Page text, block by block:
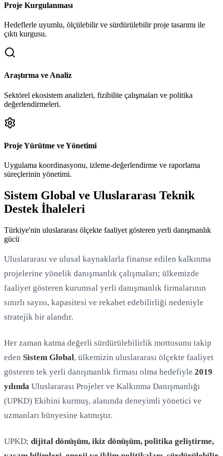
Proje Kurgulanması
Hedeflerle uyumlu, ölçülebilir ve sürdürülebilir proje tasarımı ile
çıktı kurgusu.
Araştırma ve Analiz
Sektörel ekosistem analizleri, fizibilite çalışmaları ve politika
değerlendirmeleri.
Proje Yürütme ve Yönetimi
Uygulama koordinasyonu, izleme-değerlendirme ve raporlama
süreçlerinin yönetimi.
Sistem Global ve Uluslararası Teknik
Destek İhaleleri
Türkiye'nin uluslararası ölçekte faaliyet gösteren yerli danışmanlık
gücü
Uluslararası ve ulusal kaynaklarla finanse edilen kalkınma
projelerine yönelik danışmanlık çalışmaları; ülkemizde
faaliyet gösteren kurumsal yerli danışmanlık firmalarının
sınırlı sayısı, kapasitesi ve rekabet edebilirliği nedeniyle
stratejik bir alandır.
Her zaman katma değerli sürdürülebilirlik mottosunu takip
eden Sistem Global, ülkemizin uluslararası ölçekte faaliyet
gösteren tek yerli danışmanlık firması olma hedefiyle 2019
yılında Uluslararası Projeler ve Kalkınma Danışmanlığı
(UPKD) Ekibini kurmuş, alanında deneyimli yönetici ve
uzmanları bünyesine katmıştır.
UPKD; dijital dönüşüm, ikiz dönüşüm, politika geliştirme,